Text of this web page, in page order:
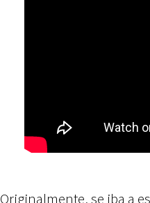
Originalmente, se iba a